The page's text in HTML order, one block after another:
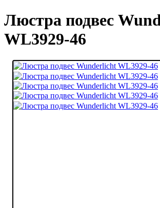
Люстра подвес
WL3929-46